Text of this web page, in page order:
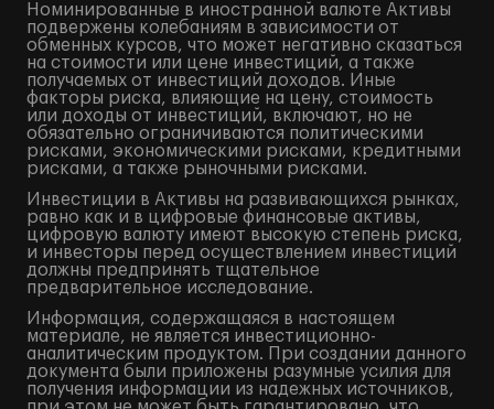
Номинированные в иностранной валюте Активы
подвержены колебаниям в зависимости от
обменных курсов, что может негативно сказаться
на стоимости или цене инвестиций, а также
получаемых от инвестиций доходов. Иные
факторы риска, влияющие на цену, стоимость
или доходы от инвестиций, включают, но не
обязательно ограничиваются политическими
рисками, экономическими рисками, кредитными
рисками, а также рыночными рисками.
Инвестиции в Активы на развивающихся рынках,
равно как и в цифровые финансовые активы,
цифровую валюту имеют высокую степень риска,
и инвесторы перед осуществлением инвестиций
должны предпринять тщательное
предварительное исследование.
Информация, содержащаяся в настоящем
материале, не является инвестиционно-
аналитическим продуктом. При создании данного
документа были приложены разумные усилия для
получения информации из надежных источников,